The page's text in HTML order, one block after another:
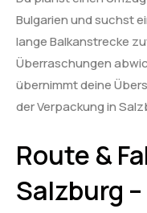
Bulgarien und suchst
lange Balkanstrecke
Überraschungen
übernimmt deine
der Verpackung in
Route &
Salzburg